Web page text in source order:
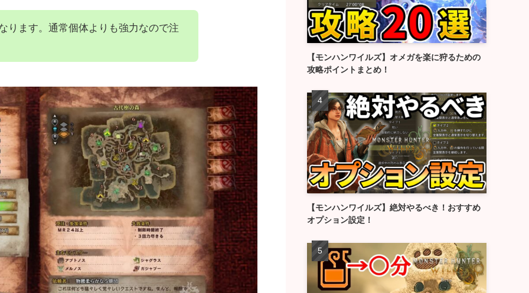
ります。通常個体よりも強力なので注
【モンハンワイルズ】オメガを楽に狩るための
攻略ポイントまとめ！
【モンハンワイルズ】絶対やるべき！おすすめ
オプション設定！